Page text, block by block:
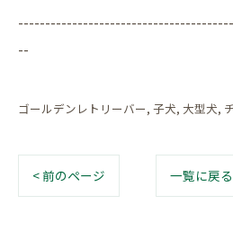
--
ゴールデンレトリーバー 子犬 大型犬
< 前のページ 一覧に戻る